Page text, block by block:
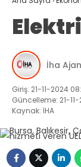
İha
Giriş: 21-11-2024
Güncelleme: 21-
Kaynak: İHA